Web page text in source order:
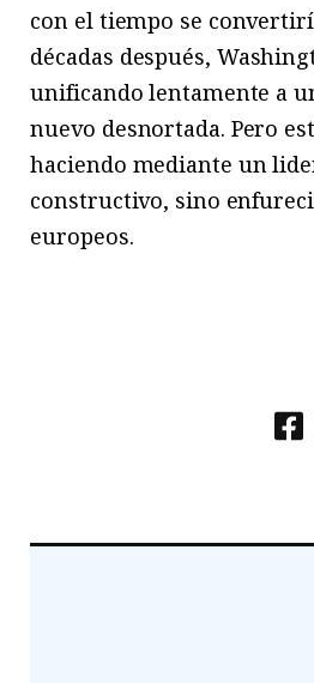
con el tiempo se
décadas después,
unificando lentamente a
nuevo desnortada. Pero
haciendo mediante un
constructivo, sino
europeos.